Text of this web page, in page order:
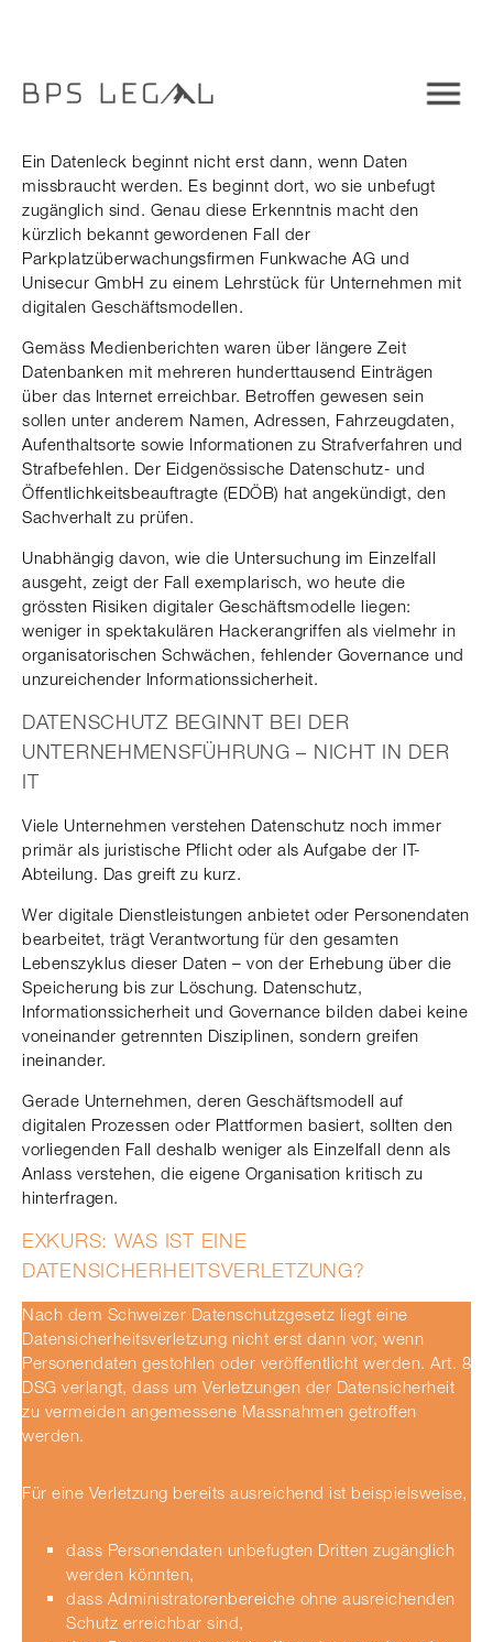
Ein Datenleck beginnt nicht erst dann, wenn Daten
missbraucht werden. Es beginnt dort, wo sie unbefugt
zugänglich sind. Genau diese Erkenntnis macht den
kürzlich bekannt gewordenen Fall der
Parkplatzüberwachungsfirmen Funkwache AG und
Unisecur GmbH zu einem Lehrstück für Unternehmen mit
digitalen Geschäftsmodellen.
Gemäss Medienberichten waren über längere Zeit
Datenbanken mit mehreren hunderttausend Einträgen
über das Internet erreichbar. Betroffen gewesen sein
sollen unter anderem Namen, Adressen, Fahrzeugdaten,
Aufenthaltsorte sowie Informationen zu Strafverfahren und
Strafbefehlen. Der Eidgenössische Datenschutz- und
Öffentlichkeitsbeauftragte (EDÖB) hat angekündigt, den
Sachverhalt zu prüfen.
Unabhängig davon, wie die Untersuchung im Einzelfall
ausgeht, zeigt der Fall exemplarisch, wo heute die
grössten Risiken digitaler Geschäftsmodelle liegen:
weniger in spektakulären Hackerangriffen als vielmehr in
organisatorischen Schwächen, fehlender Governance und
unzureichender Informationssicherheit.
DATENSCHUTZ BEGINNT BEI DER
UNTERNEHMENSFÜHRUNG – NICHT IN DER
IT
Viele Unternehmen verstehen Datenschutz noch immer
primär als juristische Pflicht oder als Aufgabe der IT-
Abteilung. Das greift zu kurz.
Wer digitale Dienstleistungen anbietet oder Personendaten
bearbeitet, trägt Verantwortung für den gesamten
Lebenszyklus dieser Daten – von der Erhebung über die
Speicherung bis zur Löschung. Datenschutz,
Informationssicherheit und Governance bilden dabei keine
voneinander getrennten Disziplinen, sondern greifen
ineinander.
Gerade Unternehmen, deren Geschäftsmodell auf
digitalen Prozessen oder Plattformen basiert, sollten den
vorliegenden Fall deshalb weniger als Einzelfall denn als
Anlass verstehen, die eigene Organisation kritisch zu
hinterfragen.
EXKURS: WAS IST EINE
DATENSICHERHEITSVERLETZUNG?
Nach dem Schweizer Datenschutzgesetz liegt eine
Datensicherheitsverletzung nicht erst dann vor, wenn
Personendaten gestohlen oder veröffentlicht werden. Art. 8
DSG verlangt, dass um Verletzungen der Datensicherheit
zu vermeiden angemessene Massnahmen getroffen
werden.
Für eine Verletzung bereits ausreichend ist beispielsweise,
dass Personendaten unbefugten Dritten zugänglich
werden könnten,
dass Administratorenbereiche ohne ausreichenden
Schutz erreichbar sind,